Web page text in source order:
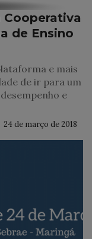
de Ensino
e mais
de ir para um
e
24 de março de 2018